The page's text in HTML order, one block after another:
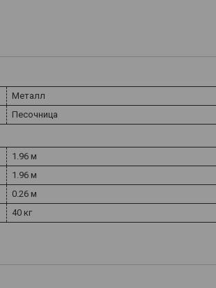
Металл
Песочница
1.96 м
1.96 м
0.26 м
40 кг